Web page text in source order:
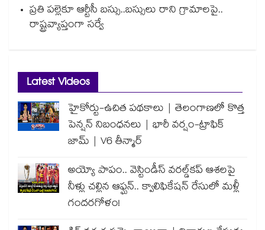
ప్రతి పల్లెకూ ఆర్టీసీ బస్సు..బస్సులు రాని గ్రామాలపై..
రాష్ట్రవ్యాప్తంగా సర్వే
Latest Videos
హైకోర్టు-ఉచిత పథకాలు | తెలంగాణలో కొత్త
పెన్షన్ నిబంధనలు | భారీ వర్షం-ట్రాఫిక్
జామ్ | V6 తీన్మార్
అయ్యో పాపం.. వెస్టిండీస్ వరల్డ్‌కప్ ఆశలపై
నీళ్లు చల్లిన ఆఫ్ఘన్.. క్వాలిఫికేషన్ రేసులో మళ్లీ
గందరగోళం!